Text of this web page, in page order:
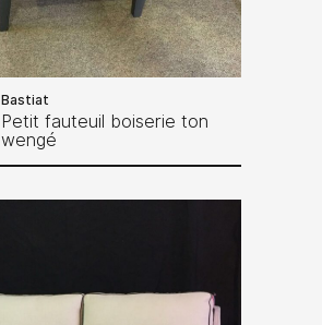
Bastiat
Petit fauteuil boiserie ton
wengé